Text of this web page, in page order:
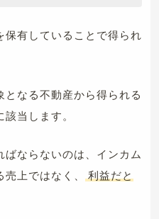
保有していることで得られ
なる不動産から得られる
当します。
ばならないのは、インカム
上ではなく、
利益だと